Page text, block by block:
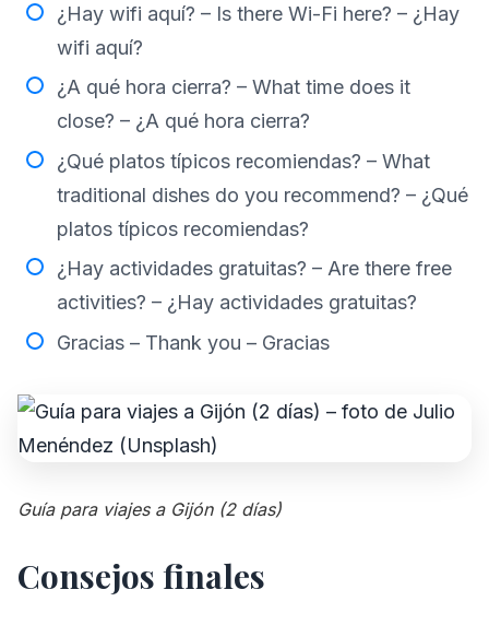
¿Hay wifi aquí? – Is there Wi-Fi here? – ¿Hay
wifi aquí?
¿A qué hora cierra? – What time does it
close? – ¿A qué hora cierra?
¿Qué platos típicos recomiendas? – What
traditional dishes do you recommend? – ¿Qué
platos típicos recomiendas?
¿Hay actividades gratuitas? – Are there free
activities? – ¿Hay actividades gratuitas?
Gracias – Thank you – Gracias
Guía para viajes a Gijón (2 días)
Consejos finales